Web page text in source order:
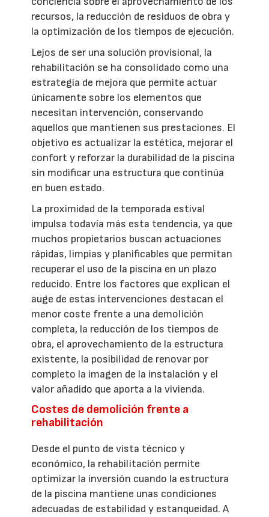
recursos, la reducción de residuos de obra y
la optimización de los tiempos de ejecución.
Lejos de ser una solución provisional, la
rehabilitación se ha consolidado como una
estrategia de mejora que permite actuar
únicamente sobre los elementos que
necesitan intervención, conservando
aquellos que mantienen sus prestaciones. El
objetivo es actualizar la estética, mejorar el
confort y reforzar la durabilidad de la piscina
sin modificar una estructura que continúa
en buen estado.
La proximidad de la temporada estival
impulsa todavía más esta tendencia, ya que
muchos propietarios buscan actuaciones
rápidas, limpias y planificables que permitan
recuperar el uso de la piscina en un plazo
reducido. Entre los factores que explican el
auge de estas intervenciones destacan el
menor coste frente a una demolición
completa, la reducción de los tiempos de
obra, el aprovechamiento de la estructura
existente, la posibilidad de renovar por
completo la imagen de la instalación y el
valor añadido que aporta a la vivienda.
Costes de demolición frente a
rehabilitación
Desde el punto de vista técnico y
económico, la rehabilitación permite
optimizar la inversión cuando la estructura
de la piscina mantiene unas condiciones
adecuadas de estabilidad y estanqueidad. A